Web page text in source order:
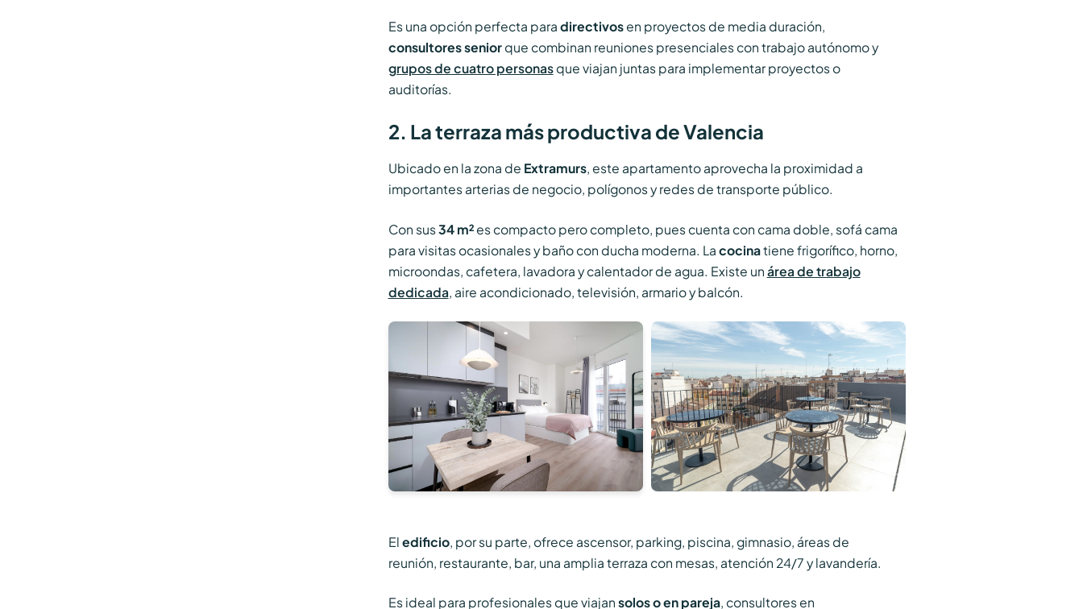
Es una opción perfecta para directivosen proyectos de media duración,
consultores senior que combinan reuniones presenciales con trabajo autónomo y
grupos de cuatro personasque viajan juntas para implementar proyectos o
auditorías.
2. La terraza más productiva de Valencia
Ubicado en la zona de Extramurs, este apartamento aprovecha la proximidad a
importantes arterias de negocio, polígonos y redes de transporte público.
Con sus34 m² es compacto pero completo, pues cuenta con cama doble, sofá cama
para visitas ocasionales y baño con ducha moderna. La cocinatiene frigorífico, horno,
microondas, cafetera, lavadora y calentador de agua. Existe un área de trabajo
dedicada, aire acondicionado, televisión, armario y balcón.
El edificio, por su parte, ofrece ascensor, parking, piscina, gimnasio, áreas de
reunión, restaurante, bar, una amplia terraza con mesas, atención 24/7 y lavandería.
Es ideal para profesionales que viajan solos o en pareja, consultores en